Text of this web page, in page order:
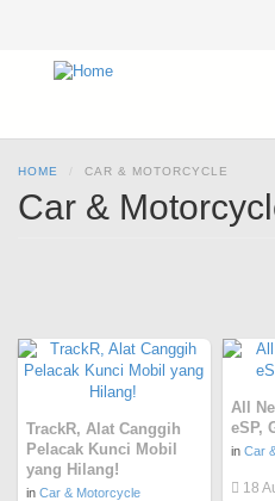
HOME CAR & MOTORCYCLE
Car &
TrackR, Alat Canggih
Pelacak Kunci Mobil
yang Hilang!
in Car & Motorcycle
All
eSP,
in Car
18